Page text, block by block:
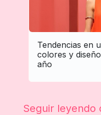
Tendencias en
colores y
año
Seguir leyendo